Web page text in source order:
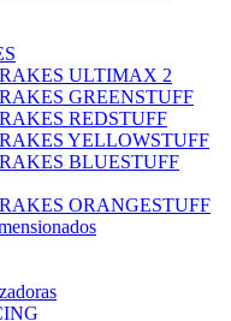
ULTIMAX 2
GREENSTUFF
REDSTUFF
YELLOWSTUFF
BLUESTUFF
ORANGESTUFF